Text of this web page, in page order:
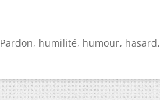
Pardon, humilité, humour,